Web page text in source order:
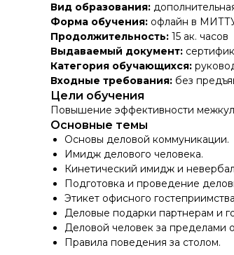
Вид образования:
Форма обучения: офлайн в
Продолжительность: 15 ак. часов
Выдаваемый документ:
Категория обучающихся:
Входные требования: без
Цели обучения
Повышение эффективности
Основные темы
Основы деловой коммуникации.
Имидж делового человека.
Кинетический имидж и
Подготовка и проведение
Этикет офисного
Деловые подарки партнерам и
Деловой человек за пределами
Правила поведения за столом.